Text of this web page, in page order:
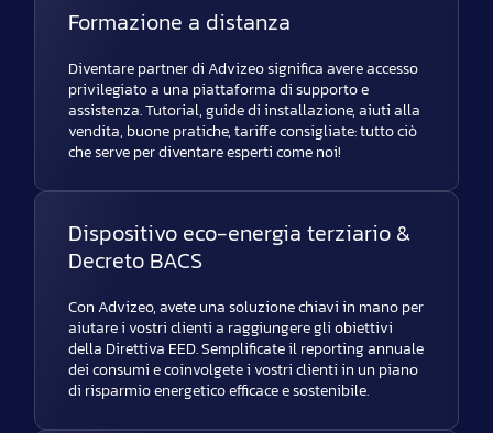
Formazione a distanza
Diventare partner di Advizeo significa avere accesso
privilegiato a una piattaforma di supporto e
assistenza. Tutorial, guide di installazione, aiuti alla
vendita, buone pratiche, tariffe consigliate: tutto ciò
che serve per diventare esperti come noi!
Dispositivo eco-energia terziario &
Decreto BACS
Con Advizeo, avete una soluzione chiavi in mano per
aiutare i vostri clienti a raggiungere gli obiettivi
della Direttiva EED. Semplificate il reporting annuale
dei consumi e coinvolgete i vostri clienti in un piano
di risparmio energetico efficace e sostenibile.